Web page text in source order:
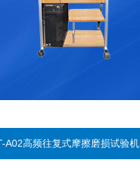
A02高频往复式摩擦磨损试验机